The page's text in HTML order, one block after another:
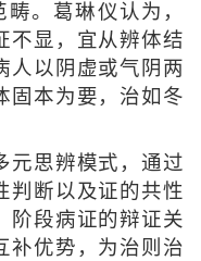
畴。葛琳仪认为，
不显，宜从辨体结
人以阴虚或气阴两
固本为要，治如冬
思辨模式，通过
判断以及证的共性
阶段病证的辩证关
补优势，为治则治